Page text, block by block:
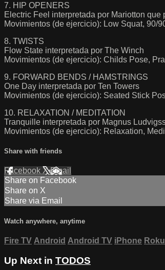
7. HIP OPENERS
Electric Feel interpretada por Mariotton que
Movimientos (de ejercicio): Low Squat, 90/
8. TWISTS
Flow State interpretada por The Winch
Movimientos (de ejercicio): Childs Pose,
9. FORWARD BENDS / HAMSTRINGS
One Day interpretada por Ten Towers
Movimientos (de ejercicio): Seated Stick
10. RELAXATION / MEDITATION
Tranquille interpretada por Magnus
Movimientos (de ejercicio): Relaxation,
Share with friends
Facebook XEmail
Share on Facebook
Share on X
Share via Email
Watch anywhere, anytime
Fire TV Android Android TV iPhone Roku
Up Next in TODOS